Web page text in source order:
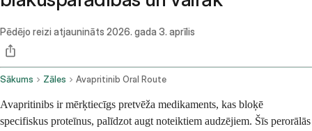
Pēdējo reizi atjaunināts 2026. gada 3. aprīlis
Sākums Zāles Avapritinib Oral Route
Avapritinibs ir mērķtiecīgs pretvēža medikaments, kas bloķē
specifiskus proteīnus, palīdzot augt noteiktiem audzējiem. Šīs perorālās